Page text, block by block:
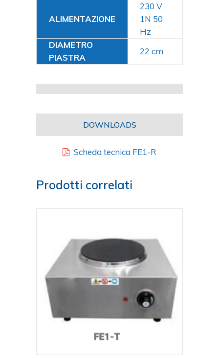
ALIMENTAZIONE
230 V
1N 50
Hz
DIAMETRO
PIASTRA
22 cm
DOWNLOADS
Scheda tecnica FE1-R
Prodotti correlati